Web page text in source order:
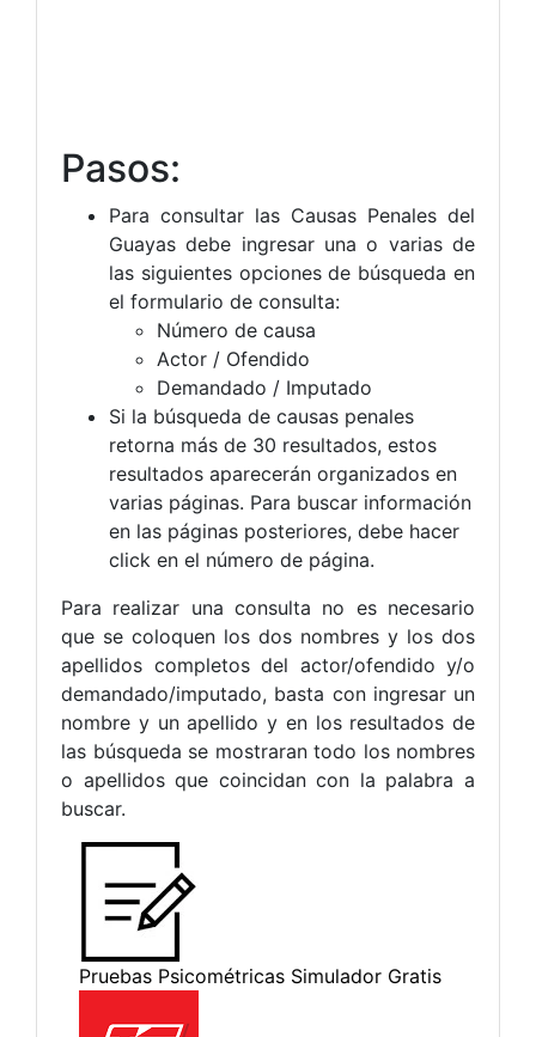
Pasos:
Para consultar las Causas Penales del
Guayas debe ingresar una o varias de
las siguientes opciones de búsqueda en
el formulario de consulta:
Número de causa
Actor / Ofendido
Demandado / Imputado
Si la búsqueda de causas penales
retorna más de 30 resultados, estos
resultados aparecerán organizados en
varias páginas. Para buscar información
en las páginas posteriores, debe hacer
click en el número de página.
Para realizar una consulta no es necesario
que se coloquen los dos nombres y los dos
apellidos completos del actor/ofendido y/o
demandado/imputado, basta con ingresar un
nombre y un apellido y en los resultados de
las búsqueda se mostraran todo los nombres
o apellidos que coincidan con la palabra a
buscar.